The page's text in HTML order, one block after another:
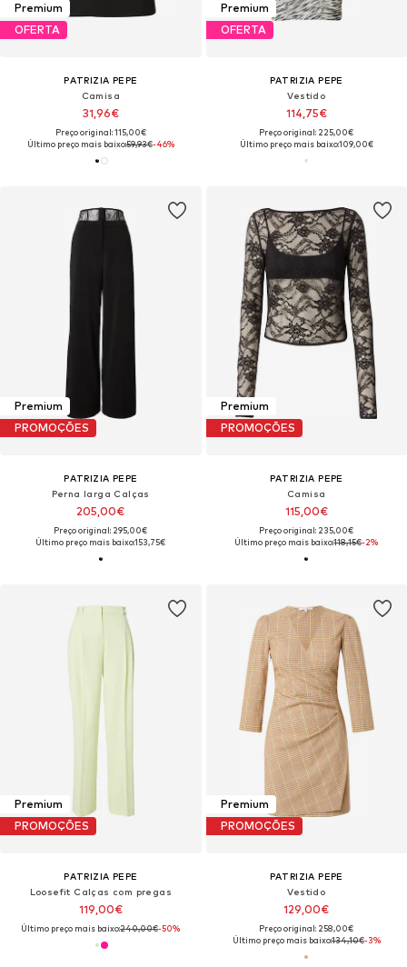
Premium
OFERTA
PATRIZIA PEPE
Camisa
31,96€
Preço original: 115,00€
Último preço mais baixo:59,93€-46%
Premium
OFERTA
PATRIZIA PEPE
Vestido
114,75€
Preço original: 225,00€
Último preço mais baixo:109,00€
Premium
PROMOÇÕES
PATRIZIA PEPE
Perna larga Calças
205,00€
Preço original: 295,00€
Último preço mais baixo:153,75€
Premium
PROMOÇÕES
PATRIZIA PEPE
Camisa
115,00€
Preço original: 235,00€
Último preço mais baixo:118,15€-2%
Premium
PROMOÇÕES
PATRIZIA PEPE
Loosefit Calças com pregas
119,00€
Último preço mais baixo:240,00€-50%
Premium
PROMOÇÕES
PATRIZIA PEPE
Vestido
129,00€
Preço original: 258,00€
Último preço mais baixo:134,10€-3%